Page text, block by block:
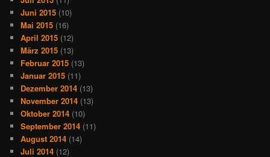
Juni 2015 (10)
Mai 2015 (16)
April 2015 (12)
März 2015 (13)
Februar 2015 (13)
Januar 2015 (11)
Dezember 2014 (13)
November 2014 (13)
Oktober 2014 (10)
September 2014 (11)
August 2014 (14)
Juli 2014 (12)